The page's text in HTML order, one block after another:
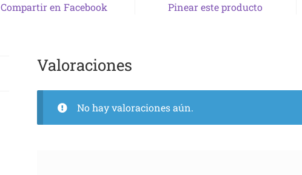
Compartir en Facebook Pinear este producto
Valoraciones
No hay valoraciones aún.